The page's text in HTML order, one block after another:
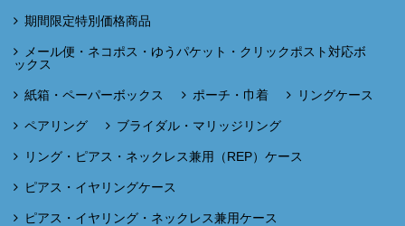
期間限定特別価格商品
メール便・ネコポス・ゆうパケット・クリックポスト対応ボ
ックス
紙箱・ペーパーボックス ポーチ・巾着 リングケース
ペアリング ブライダル・マリッジリング
リング・ピアス・ネックレス兼用（REP）ケース
ピアス・イヤリングケース
ピアス・イヤリング・ネックレス兼用ケース